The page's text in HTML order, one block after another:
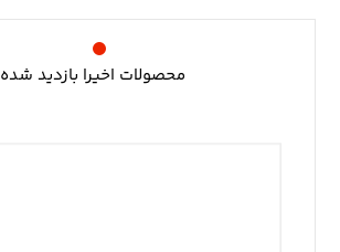
محصولات اخیرا بازدید شده